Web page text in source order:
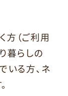
方（ご利用
暮らしの
いる方、ネ